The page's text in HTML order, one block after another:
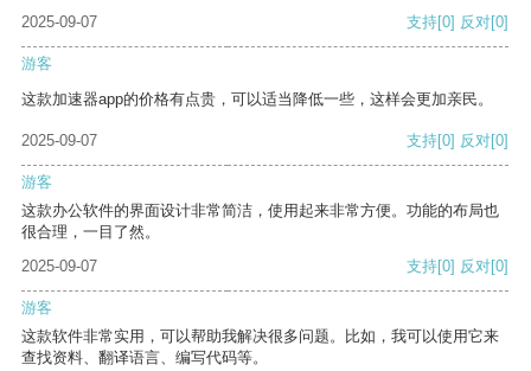
2025-09-07 支持[0] 反对[0]
游客
这款加速器app的价格有点贵，可以适当降低一些，这样会更加亲民。
2025-09-07 支持[0] 反对[0]
游客
这款办公软件的界面设计非常简洁，使用起来非常方便。功能的布局也
很合理，一目了然。
2025-09-07
支持[0] 反对[0]
游客
这款软件非常实用，可以帮助我解决很多问题。比如，我可以使用它来
查找资料、翻译语言、编写代码等。